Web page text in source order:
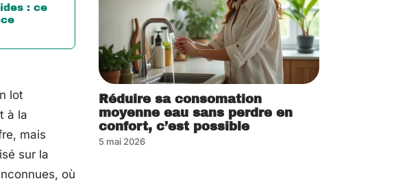
: ce
lot
à la
mais
sur la
où
Réduire sa consomation
moyenne eau sans perdre en
confort, c’est possible
5 mai 2026